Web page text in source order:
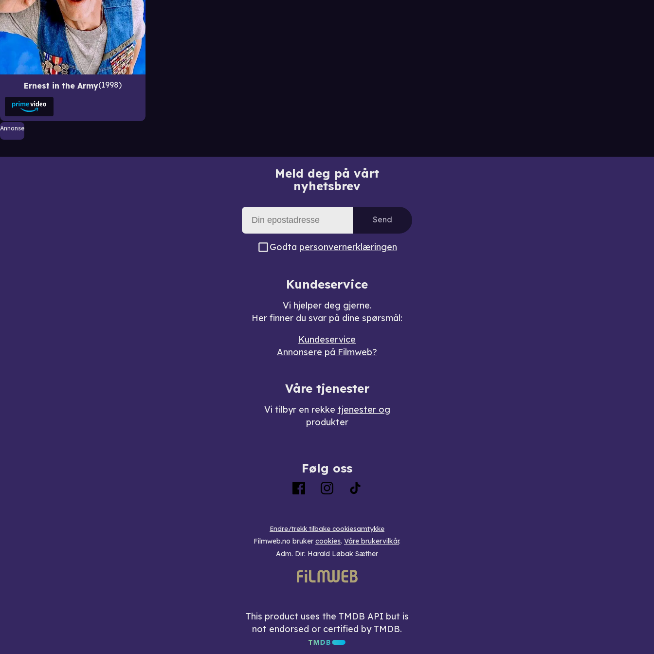
Ernest in the Army 1998
Annonse
Meld deg på vårt
nyhetsbrev
Send
Godta personvernerklæringen
Kundeservice
Vi hjelper deg gjerne.
Her finner du svar på dine spørsmål:
Kundeservice
Annonsere på Filmweb?
Våre tjenester
Vi tilbyr en rekke tjenester og
produkter
Følg oss
Endre/trekk tilbake cookiesamtykke
Filmweb.no bruker cookies. Våre brukervilkår.
Adm. Dir: Harald Løbak Sæther
This product uses the TMDB API but is
not endorsed or certified by TMDB.